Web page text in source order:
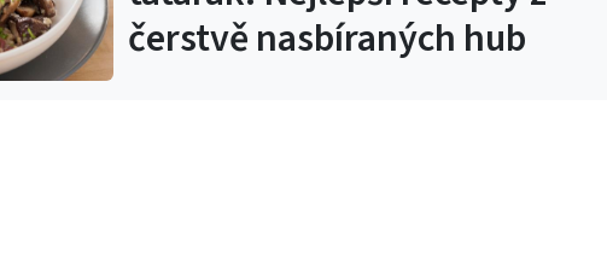
čerstvě nasbíraných hub